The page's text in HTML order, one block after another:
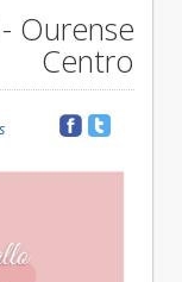
Ourense
Centro